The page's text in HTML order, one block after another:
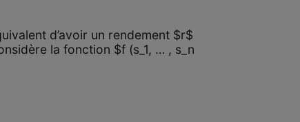
d’avoir un rendement $r$
la fonction $f (s_1, … , s_n